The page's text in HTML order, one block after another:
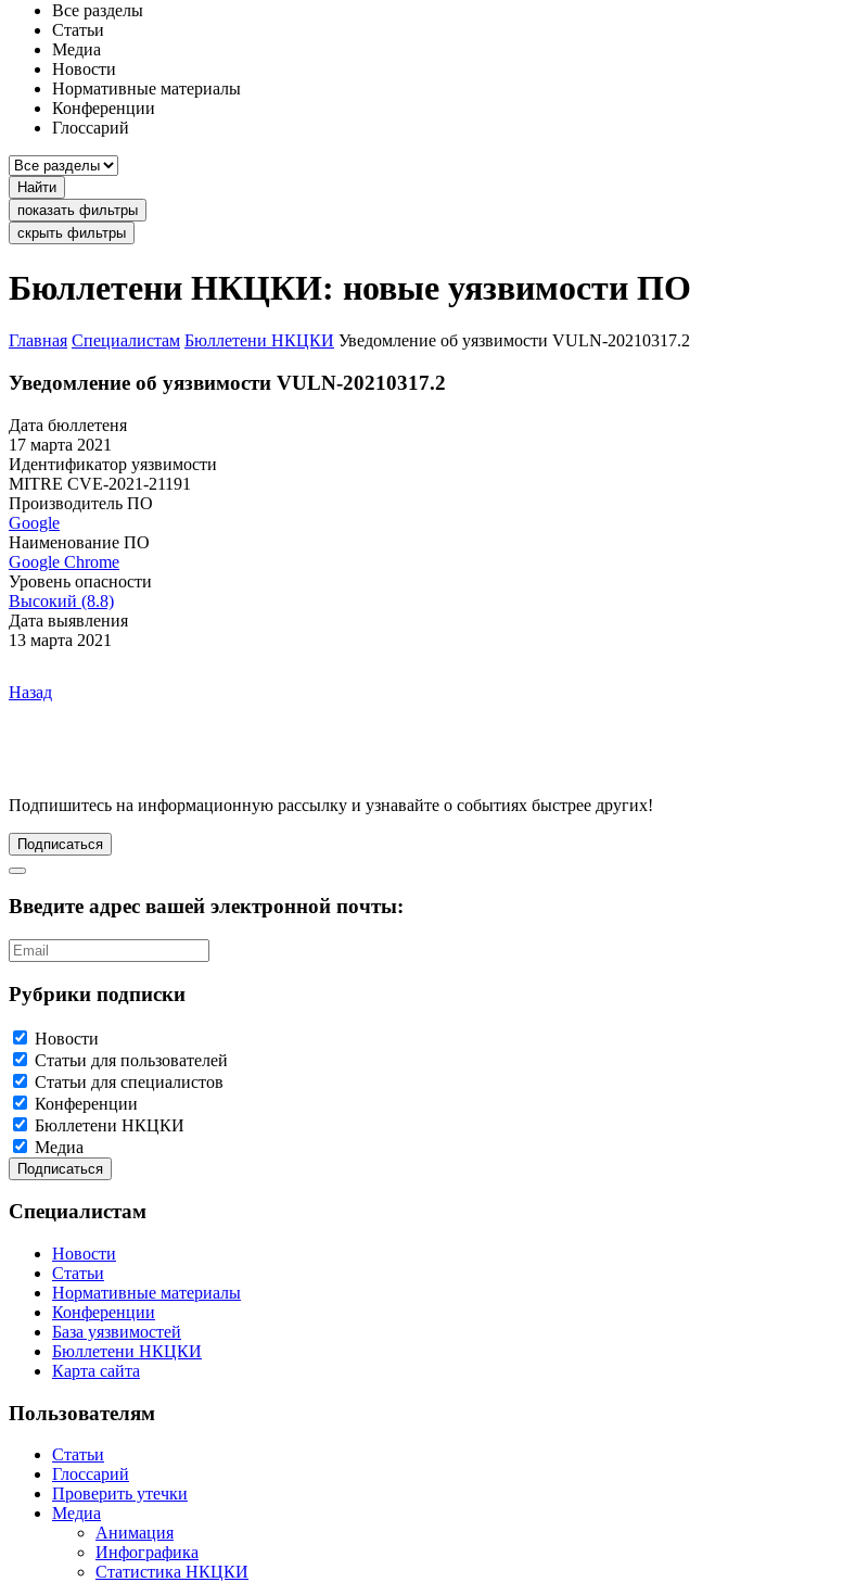
Все разделы
Статьи
Медиа
Новости
Нормативные материалы
Конференции
Глоссарий
Найти
показать фильтры
скрыть фильтры
Бюллетени НКЦКИ: новые уязвимости ПО
Главная Специалистам Бюллетени НКЦКИ Уведомление об уязвимости VULN-20210317.2
Уведомление об уязвимости VULN-20210317.2
Дата бюллетеня
17 марта 2021
Идентификатор уязвимости
MITRE CVE-2021-21191
Производитель ПО
Google
Наименование ПО
Google Chrome
Уровень опасности
Высокий (8.8)
Дата выявления
13 марта 2021
Назад
Подпишитесь на информационную рассылку и узнавайте о событиях быстрее других!
Подписаться
Введите адрес вашей электронной почты:
Рубрики подписки
Новости
Статьи для пользователей
Статьи для специалистов
Конференции
Бюллетени НКЦКИ
Медиа
Специалистам
Новости
Статьи
Нормативные материалы
Конференции
База уязвимостей
Бюллетени НКЦКИ
Карта сайта
Пользователям
Статьи
Глоссарий
Проверить утечки
Медиа
Анимация
Инфографика
Статистика НКЦКИ